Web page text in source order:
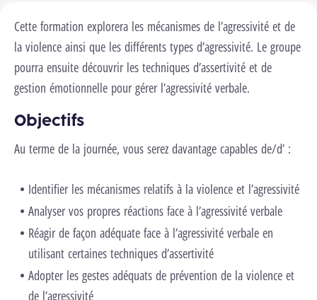
Cette formation explorera les mécanismes de l’agressivité et de
la violence ainsi que les différents types d’agressivité. Le groupe
pourra ensuite découvrir les techniques d’assertivité et de
gestion émotionnelle pour gérer l’agressivité verbale.
Objectifs
Au terme de la journée, vous serez davantage capables de/d’ :
Identifier les mécanismes relatifs à la violence et l’agressivité
Analyser vos propres réactions face à l’agressivité verbale
Réagir de façon adéquate face à l’agressivité verbale en
utilisant certaines techniques d’assertivité
Adopter les gestes adéquats de prévention de la violence et
de l’agressivité